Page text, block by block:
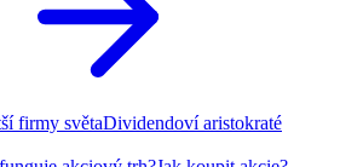
firmy světaDividendoví aristokraté